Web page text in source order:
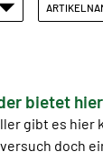
bietet
gibt es hier
doch